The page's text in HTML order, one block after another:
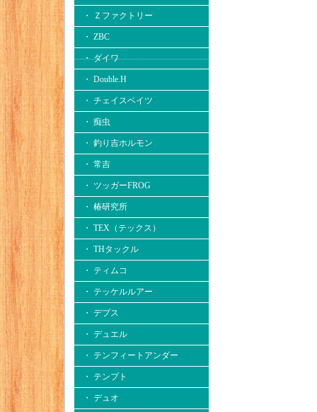
・ Ｚファクトリー
・ ZBC
・ ダイワ
・ Double.H
・ チェイスベイツ
・ 痴虫
・ 釣り吉ホルモン
・ 常吉
・ ツッガーFROG
・ 椿研究所
・ TEX（テックス）
・ THタックル
・ ティムコ
・ テッケルルアー
・ デプス
・ デュエル
・ テンフィートアンダー
・ テンプト
・ デュオ